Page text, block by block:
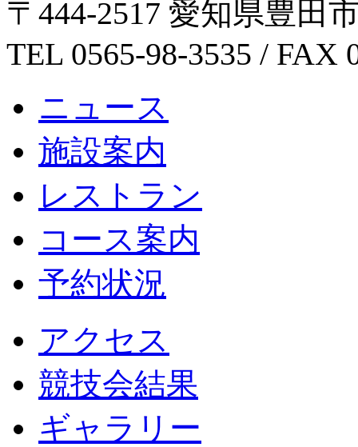
〒444-2517 愛知県豊田
TEL 0565-98-3535 / FAX
ニュース
施設案内
レストラン
コース案内
予約状況
アクセス
競技会結果
ギャラリー